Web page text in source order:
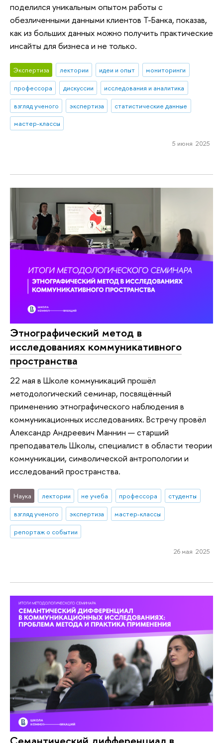
поделился уникальным опытом работы с
обезличенными данными клиентов Т-Банка, показав,
как из больших данных можно получить практические
инсайты для бизнеса и не только.
Экспертиза лектории идеи и опыт
мониторинги
профессора
дискуссии
исследования и аналитика
взгляд ученого
экспертиза
статистические данные
мастер-классы
5 июня 2025
Этнографический метод в
исследованиях коммуникативного
пространства
22 мая в Школе коммуникаций прошёл
методологический семинар, посвящённый
применению этнографического наблюдения в
коммуникационных исследованиях. Встречу провёл
Александр Андреевич Маннин — старший
преподаватель Школы, специалист в области теории
коммуникации, символической антропологии и
исследований пространства.
Наука лектории не учеба профессора
студенты
взгляд ученого
экспертиза
мастер-классы
репортаж о событии
26 мая 2025